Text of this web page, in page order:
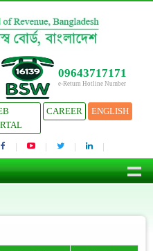
09643717171
e-Return Hotline Number
CAREER ENGLISH